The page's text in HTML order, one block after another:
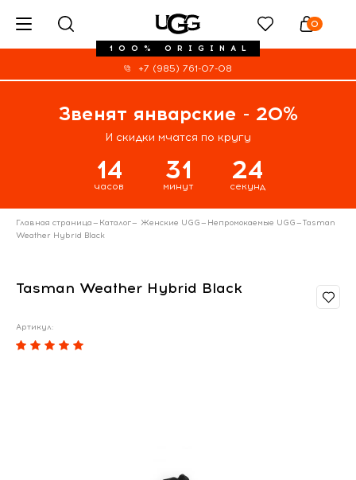
100% ORIGINAL
0
+7 (985) 761-07-08
Звенят январские - 20%
И скидки мчатся по кругу
14
часов
31
минут
24
секунд
Главная страница— Каталог— Женские UGG— Непромокаемые UGG—Tasman
Weather Hybrid Black
Tasman Weather Hybrid Black
Артикул: